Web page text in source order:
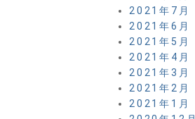
2021年7月
2021年6月
2021年5月
2021年4月
2021年3月
2021年2月
2021年1月